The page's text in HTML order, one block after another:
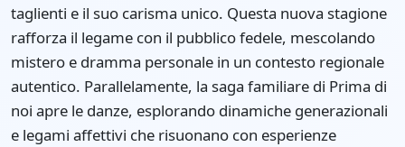
taglienti e il suo carisma unico. Questa nuova stagione
rafforza il legame con il pubblico fedele, mescolando
mistero e dramma personale in un contesto regionale
autentico. Parallelamente, la saga familiare di Prima di
noi apre le danze, esplorando dinamiche generazionali
e legami affettivi che risuonano con esperienze